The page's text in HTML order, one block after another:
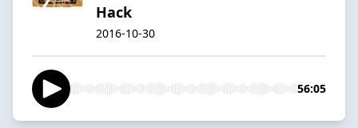
Hack
2016-10-30
56:05